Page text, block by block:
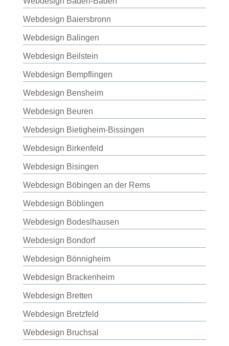
Webdesign Baiersbronn
Webdesign Balingen
Webdesign Beilstein
Webdesign Bempflingen
Webdesign Bensheim
Webdesign Beuren
Webdesign Bietigheim-Bissingen
Webdesign Birkenfeld
Webdesign Bisingen
Webdesign Böbingen an der Rems
Webdesign Böblingen
Webdesign Bodeslhausen
Webdesign Bondorf
Webdesign Bönnigheim
Webdesign Brackenheim
Webdesign Bretten
Webdesign Bretzfeld
Webdesign Bruchsal